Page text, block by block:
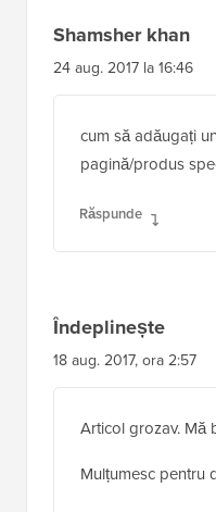
Shamsher khan
24 aug. 2017 la 16:46
cum să adăugați
pagină/produs
Răspunde
Îndeplinește
18 aug. 2017, ora 2:57
Articol grozav. Mă
Mulțumesc pentru